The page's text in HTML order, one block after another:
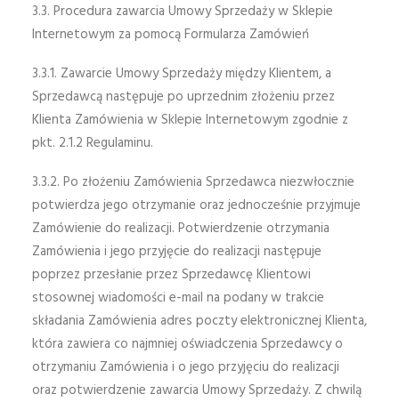
3.3. Procedura zawarcia Umowy Sprzedaży w Sklepie
Internetowym za pomocą Formularza Zamówień
3.3.1. Zawarcie Umowy Sprzedaży między Klientem, a
Sprzedawcą następuje po uprzednim złożeniu przez
Klienta Zamówienia w Sklepie Internetowym zgodnie z
pkt. 2.1.2 Regulaminu.
3.3.2. Po złożeniu Zamówienia Sprzedawca niezwłocznie
potwierdza jego otrzymanie oraz jednocześnie przyjmuje
Zamówienie do realizacji. Potwierdzenie otrzymania
Zamówienia i jego przyjęcie do realizacji następuje
poprzez przesłanie przez Sprzedawcę Klientowi
stosownej wiadomości e-mail na podany w trakcie
składania Zamówienia adres poczty elektronicznej Klienta,
która zawiera co najmniej oświadczenia Sprzedawcy o
otrzymaniu Zamówienia i o jego przyjęciu do realizacji
oraz potwierdzenie zawarcia Umowy Sprzedaży. Z chwilą